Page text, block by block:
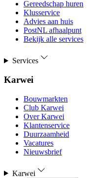
Gereedschap huren
Klusservice
Advies aan huis
PostNL afhaalpunt
Bekijk alle services
Services
Karwei
Bouwmarkten
Club Karwei
Over Karwei
Klantenservice
Duurzaamheid
Vacatures
Nieuwsbrief
Karwei